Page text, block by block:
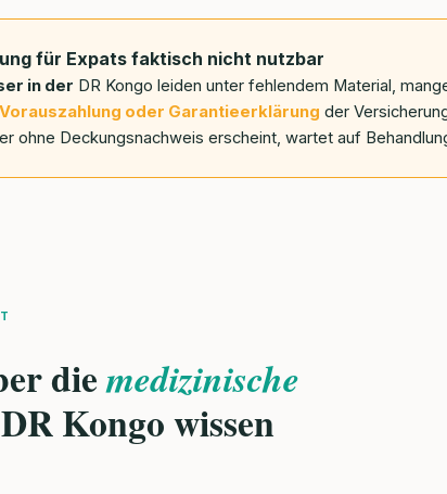
für Expats faktisch nicht nutzbar
in der DR Kongo leiden unter fehlendem Material,
Vorauszahlung oder Garantieerklärung der
ohne Deckungsnachweis erscheint, wartet auf
diemedizinische
Kongo wissen